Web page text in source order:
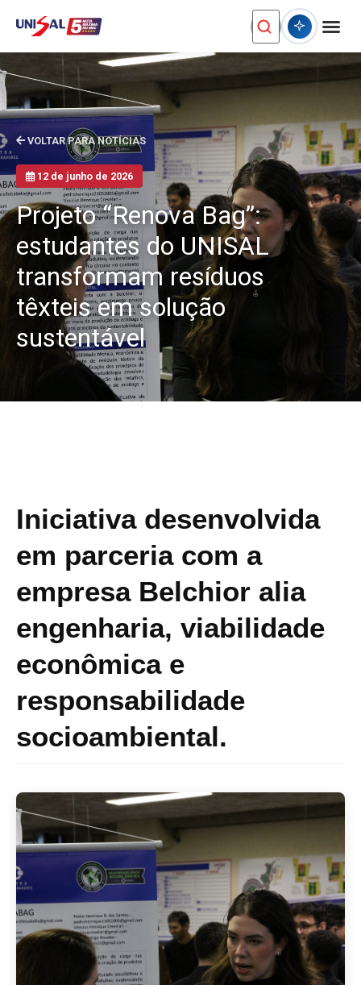
VOLTAR PARA NOTÍCIAS
12 de junho de 2026
Projeto “Renova Bag”:
estudantes do UNISAL
transformam resíduos
têxteis em solução
sustentável
Iniciativa desenvolvida
em parceria com a
empresa Belchior alia
engenharia, viabilidade
econômica e
responsabilidade
socioambiental.